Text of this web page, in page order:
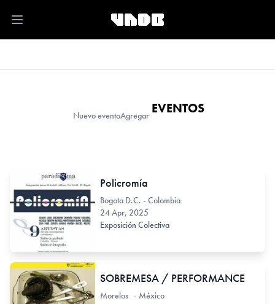
Open main menu
Nuevo eventoAgregar EVENTOS
Policromía
Bogota D.C. - Colombia
24 Apr, 2025
Exposición Colectiva
SOBREMESA / PERFORMANCE
Morelos - México